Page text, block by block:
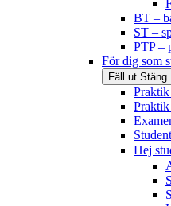
BT –
ST –
PTP –
För dig som
Fäll ut Stäng
Hej